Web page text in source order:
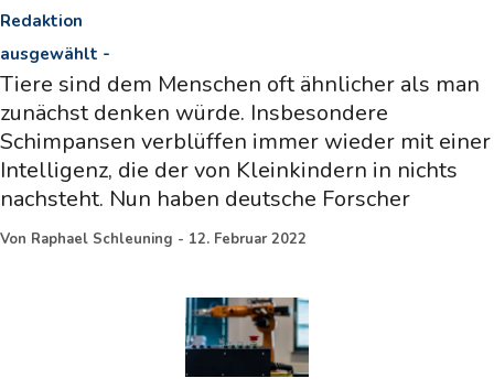
Redaktion
ausgewählt -
Tiere sind dem Menschen oft ähnlicher als man
zunächst denken würde. Insbesondere
Schimpansen verblüffen immer wieder mit einer
Intelligenz, die der von Kleinkindern in nichts
nachsteht. Nun haben deutsche Forscher
Von Raphael Schleuning - 12. Februar 2022